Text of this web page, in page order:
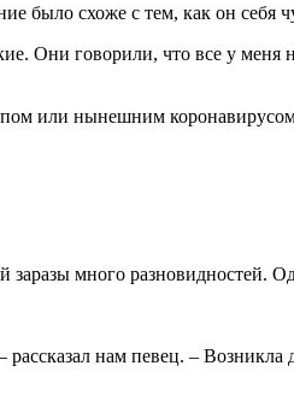
схоже с тем, как он себя
Они говорили, что все у меня
или нынешним
много разновидностей.
нам певец. –